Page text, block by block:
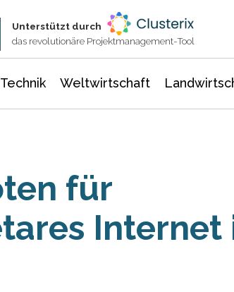
Unterstützt durch
das revolutionäre Projektmanagement-Tool
Technik Weltwirtschaft
für
Internet